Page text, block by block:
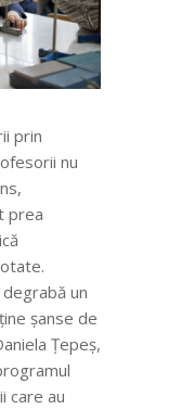
prin
nu
prea
degrabă un
șanse de
Țepeș,
care au